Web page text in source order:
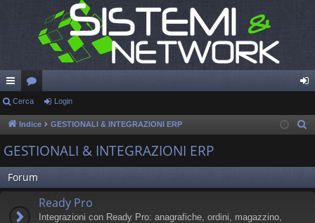
oll
eg
a
m
en
or
u
m
in
Cerca Login
Indice GESTIONALI & INTEGRAZIONI ERP
GESTIONALI & INTEGRAZIONI ERP
Forum
Ready Pro
Integrazioni con Ready Pro: anagrafiche, ordini, magazzino,